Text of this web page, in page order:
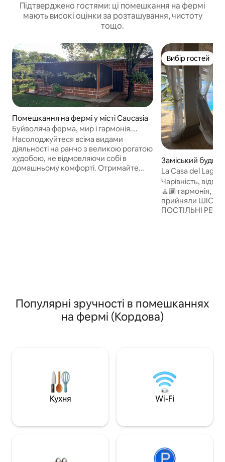
Підтверджено гостями: ці помешкання на фермі
мають високі оцінки за розташування, чистоту
тощо.
Помешкання на фермі у місті Caucasia
Буйволяча ферма, мир і гармонія.
Сільське життя.
Насолоджуйтеся всіма видами
діяльності на ранчо з великою рогатою
худобою, не відмовляючи собі в
домашньому комфорті. Отримайте
Вибір гостей
Вибір гостей
Заміський
lotal
La Casa del Lago
віддалений від
Аяпелі»
Чарівність,
🧘🏾 гармонія,
прийняли ШІСТЬ
ПОСТІЛЬНІ
справжнє
обстановці,
оздоровлення
Популярні зручності в помешканнях
на фермі (Кордова)
Кухня Wi-Fi